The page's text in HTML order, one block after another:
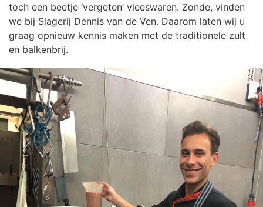
toch een beetje ‘vergeten’ vleeswaren. Zonde, vinden
we bij Slagerij Dennis van de Ven. Daarom laten wij u
graag opnieuw kennis maken met de traditionele zult
en balkenbrij.